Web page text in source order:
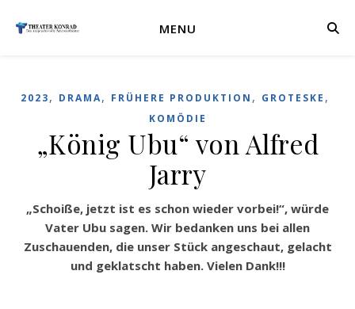
MENU
2023, DRAMA, FRÜHERE PRODUKTION , GROTESKE ,
KOMÖDIE
„König Ubu“ von Alfred
Jarry
„Schoiße, jetzt ist es schon wieder vorbei!“, würde
Vater Ubu sagen. Wir bedanken uns bei allen
Zuschauenden, die unser Stück angeschaut, gelacht
und geklatscht haben. Vielen Dank!!!